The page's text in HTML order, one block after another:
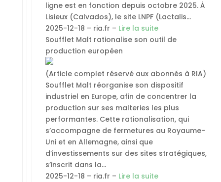
ligne est en fonction depuis octobre 2025. À
Lisieux (Calvados), le site LNPF (Lactalis…
2025-12-18 – ria.fr – Lire la suite
Soufflet Malt rationalise son outil de
production européen
(Article complet réservé aux abonnés à RIA)
Soufflet Malt réorganise son dispositif
industriel en Europe, afin de concentrer la
production sur ses malteries les plus
performantes. Cette rationalisation, qui
s’accompagne de fermetures au Royaume-
Uni et en Allemagne, ainsi que
d’investissements sur des sites stratégiques,
s’inscrit dans la…
2025-12-18 – ria.fr – Lire la suite